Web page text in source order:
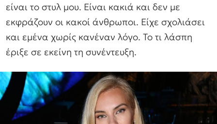
είναι το στυλ μου. Είναι κακιά και δεν με
εκφράζουν οι κακοί άνθρωποι. Είχε σχολιάσει
και εμένα χωρίς κανέναν λόγο. Το τι λάσπη
έριξε σε εκείνη τη συνέντευξη.